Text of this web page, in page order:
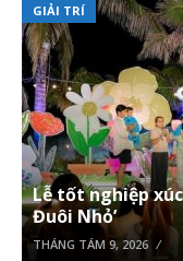
GIẢI TRÍ
Lễ tốt nghiệp
Đuôi Nhỏ’
THÁNG TÁM 9, 2026